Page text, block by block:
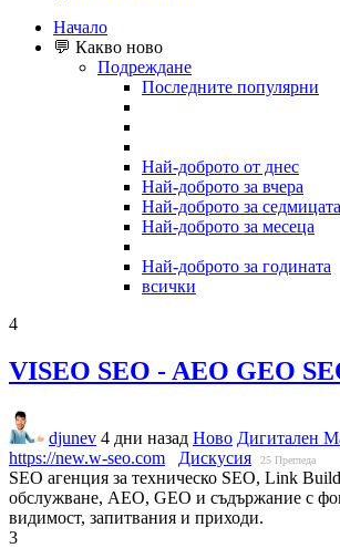
Начало
💬 Какво ново
Подреждане
Последните популярни
Най-доброто от днес
Най-доброто за вчера
Най-доброто за седмицата
Най-доброто за месеца
Най-доброто за годината
всички
4
VISEO SEO - AEO GEO
djunev 4 дни назад Ново Дигитален
https://new.w-seo.com
Дискусия 25 Прегледа
SEO агенция за техническо SEO, Link
обслужване, AEO, GEO и съдържание с
видимост, запитвания и приходи.
3